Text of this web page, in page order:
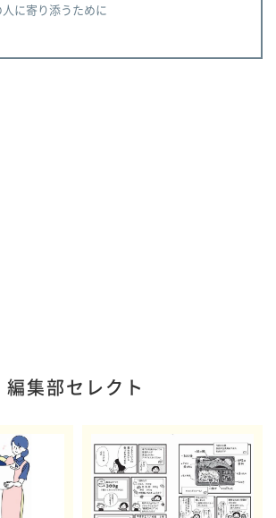
に寄り添うために
編集部セレクト